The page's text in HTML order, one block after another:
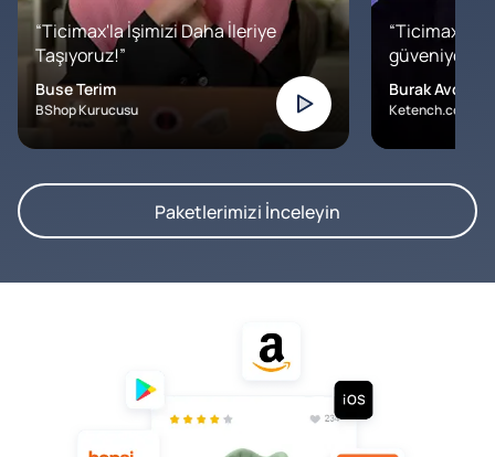
“Ticimax'la İşimizi Daha İleriye
Taşıyoruz!”
Buse Terim
BShop Kurucusu
“Ticimax'a
Burak Avcılar
Ketench.com –
Paketlerimizi İnceleyin